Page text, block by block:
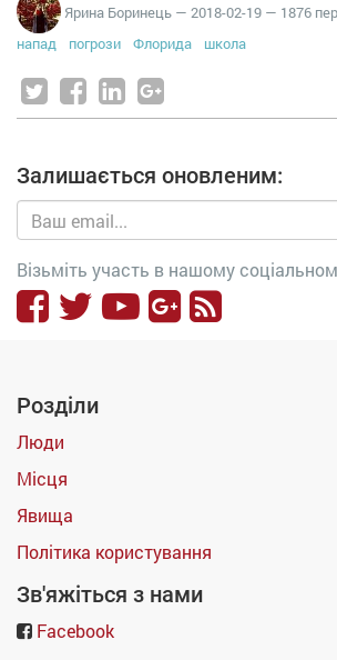
Ярина Боринець — 2018-02-19 — 1876
напад
погрози Флорида школа
Залишається оновленим:
Візьміть участь в нашому
Розділи
Люди
Місця
Явища
Політика користування
Зв'яжіться з нами
Facebook